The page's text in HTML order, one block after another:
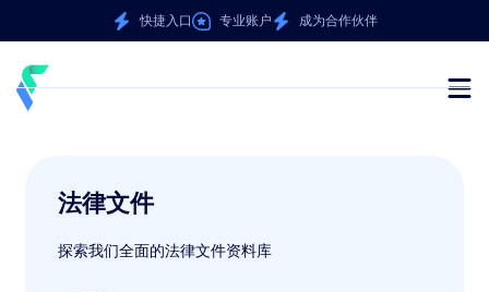
快捷入口 专业账户 成为合作伙伴
法律文件
探索我们全面的法律文件资料库